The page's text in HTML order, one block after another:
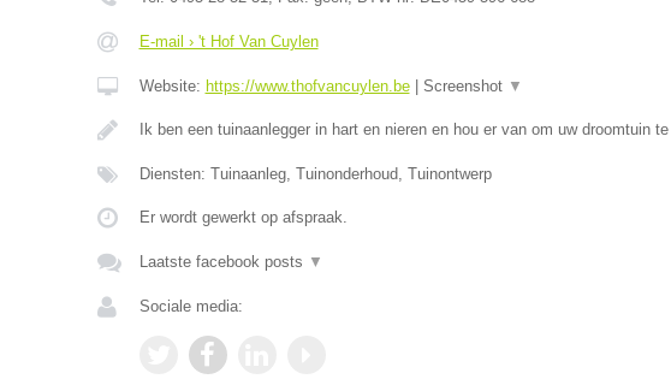
E-mail › 't Hof Van Cuylen
Website: https://www.thofvancuylen.be| Screenshot ▼
Ik ben een tuinaanlegger in hart en nieren en hou er van om uw droomtuin te
Diensten: Tuinaanleg, Tuinonderhoud, Tuinontwerp
Er wordt gewerkt op afspraak.
Laatste facebook posts ▼
Sociale media: